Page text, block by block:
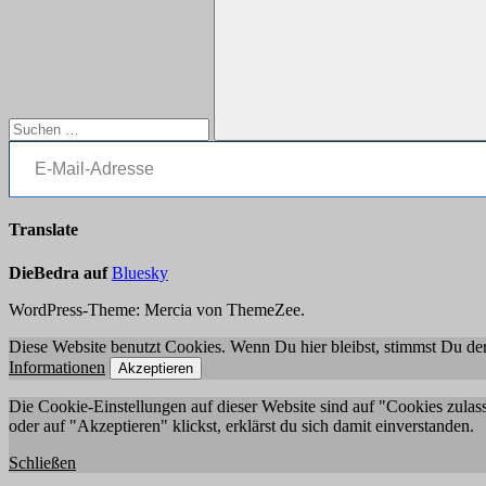
Suchen
E-Mail-Adresse
Translate
DieBedra auf Bluesky
WordPress-Theme: Mercia von ThemeZee.
Diese Website benutzt Cookies. Wenn Du hier bleibst, stimmst Du
Informationen
Akzeptieren
Die Cookie-Einstellungen auf dieser Website sind auf "Cookies
oder auf "Akzeptieren" klickst, erklärst du sich damit einverstanden.
Schließen